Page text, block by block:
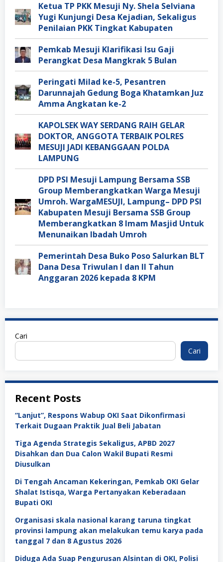
Ketua TP PKK Mesuji Ny. Shela Selviana
Yugi Kunjungi Desa Kejadian, Sekaligus
Penilaian PKK Tingkat Kabupaten
Pemkab Mesuji Klarifikasi Isu Gaji
Perangkat Desa Mangkrak 5 Bulan
Peringati Milad ke-5, Pesantren
Darunnajah Gedung Boga Khatamkan Juz
Amma Angkatan ke-2
KAPOLSEK WAY SERDANG RAIH GELAR
DOKTOR, ANGGOTA TERBAIK POLRES
MESUJI JADI KEBANGGAAN POLDA
LAMPUNG
DPD PSI Mesuji Lampung Bersama SSB
Group Memberangkatkan Warga Mesuji
Umroh. WargaMESUJI, Lampung– DPD PSI
Kabupaten Mesuji Bersama SSB Group
Memberangkatkan 8 Imam Masjid Untuk
Menunaikan Ibadah Umroh
Pemerintah Desa Buko Poso Salurkan BLT
Dana Desa Triwulan I dan II Tahun
Anggaran 2026 kepada 8 KPM
Cari
Cari
Recent Posts
“Lanjut”, Respons Wabup OKI Saat Dikonfirmasi
Terkait Dugaan Praktik Jual Beli Jabatan
Tiga Agenda Strategis Sekaligus, APBD 2027
Disahkan dan Dua Calon Wakil Bupati Resmi
Diusulkan
Di Tengah Ancaman Kekeringan, Pemkab OKI Gelar
Shalat Istisqa, Warga Pertanyakan Keberadaan
Bupati OKI
Organisasi skala nasional karang taruna tingkat
provinsi lampung akan melakukan temu karya pada
tanggal 7 dan 8 Agustus 2026
Diduga Ada Suap Pengurusan Alsintan di OKI, Polisi